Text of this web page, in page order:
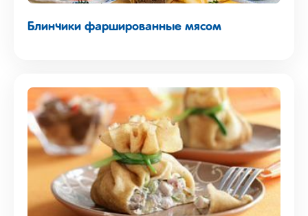
Блинчики фаршированные мясом